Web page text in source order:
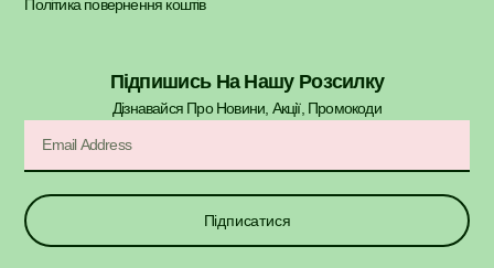
Політика повернення коштів
Підпишись На Нашу Розсилку
Дізнавайся Про Новини, Акції, Промокоди​
Підписатися